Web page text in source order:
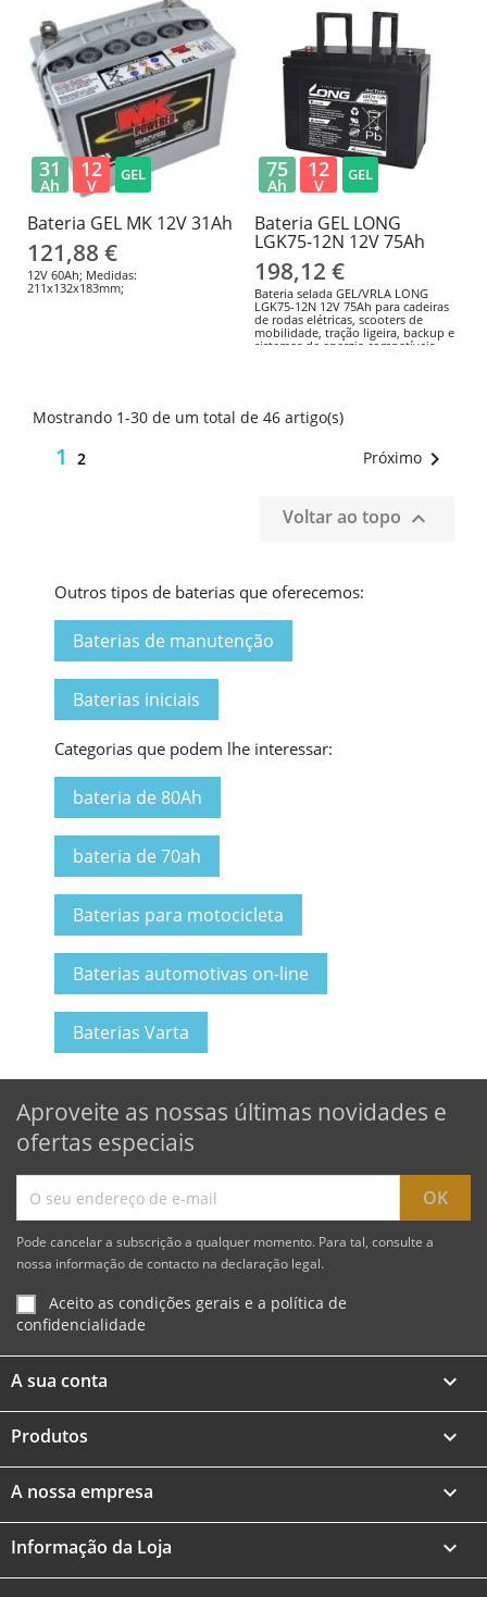
Bateria GEL MK 12V 31Ah
121,88 €
12V 60Ah; Medidas:
211x132x183mm;
31
Ah
12
V
GEL
Bateria GEL LONG
LGK75-12N 12V 75Ah
198,12 €
Bateria selada GEL/VRLA LONG
LGK75-12N 12V 75Ah para cadeiras
de rodas elétricas, scooters de
mobilidade, tração ligeira, backup e
sistemas de energia compatíveis.
75
Ah
12
V
GEL
Mostrando 1-30 de um total de 46 artigo(s)
1 2 Próximo 
Voltar ao topo 
Outros tipos de baterias que oferecemos:
Baterias de manutenção
Baterias iniciais
Categorias que podem lhe interessar:
bateria de 80Ah
bateria de 70ah
Baterias para motocicleta
Baterias automotivas on-line
Baterias Varta
Aproveite as nossas últimas novidades e
ofertas especiais
Pode cancelar a subscrição a qualquer momento. Para tal, consulte a
nossa informação de contacto na declaração legal.
Aceito as condições gerais e a política de
confidencialidade
A sua conta 
Produtos 
A nossa empresa 
Informação da Loja keyboard_arrow_down